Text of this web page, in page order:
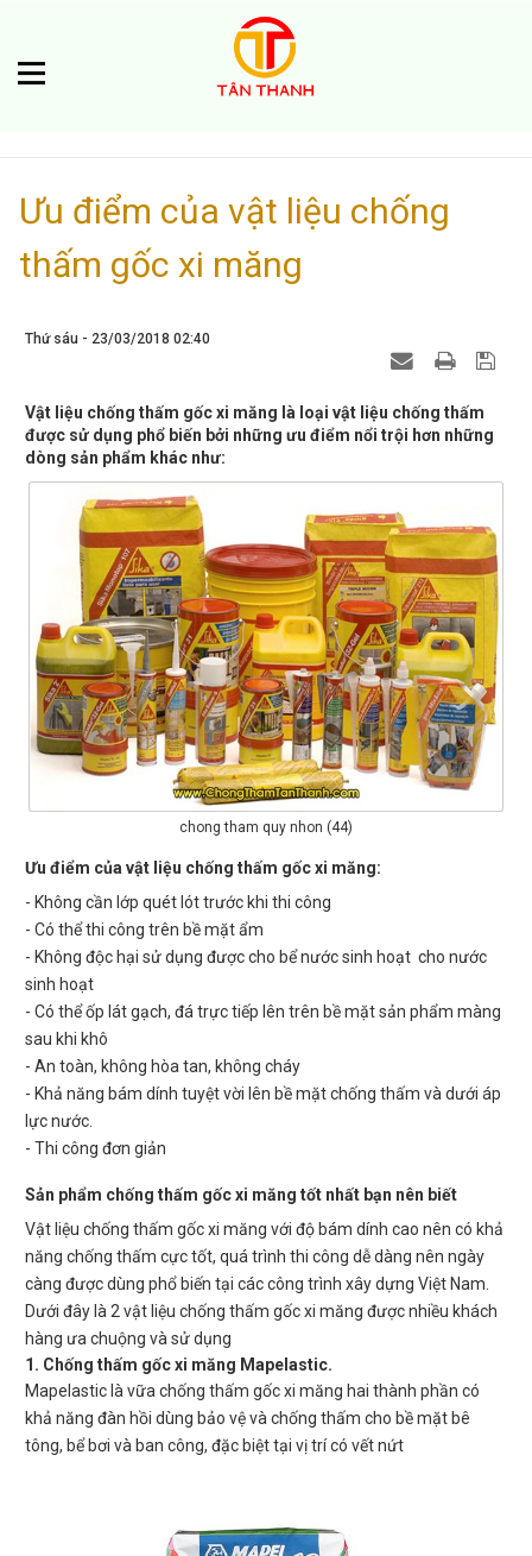
Ưu điểm của vật liệu chống
thấm gốc xi măng
Thứ sáu - 23/03/2018 02:40
Vật liệu chống thấm gốc xi măng là loại vật liệu chống thấm
được sử dụng phổ biến bởi những ưu điểm nổi trội hơn những
dòng sản phẩm khác như:
chong tham quy nhon (44)
Ưu điểm của vật liệu chống thấm gốc xi măng:
- Không cần lớp quét lót trước khi thi công
- Có thể thi công trên bề mặt ẩm
- Không độc hại sử dụng được cho bể nước sinh hoạt cho nước
sinh hoạt
- Có thể ốp lát gạch, đá trực tiếp lên trên bề mặt sản phẩm màng
sau khi khô
- An toàn, không hòa tan, không cháy
- Khả năng bám dính tuyệt vời lên bề mặt chống thấm và dưới áp
lực nước.
- Thi công đơn giản
Sản phẩm chống thấm gốc xi măng tốt nhất bạn nên biết
Vật liệu chống thấm gốc xi măng với độ bám dính cao nên có khả
năng chống thấm cực tốt, quá trình thi công dễ dàng nên ngày
càng được dùng phổ biến tại các công trình xây dựng Việt Nam.
Dưới đây là 2 vật liệu chống thấm gốc xi măng được nhiều khách
hàng ưa chuộng và sử dụng
1. Chống thấm gốc xi măng Mapelastic.
Mapelastic là vữa chống thấm gốc xi măng hai thành phần có
khả năng đàn hồi dùng bảo vệ và chống thấm cho bề mặt bê
tông, bể bơi và ban công, đặc biệt tại vị trí có vết nứt